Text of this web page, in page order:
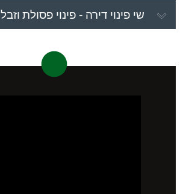
שי פינוי דירה - פינוי פסולת וזבל